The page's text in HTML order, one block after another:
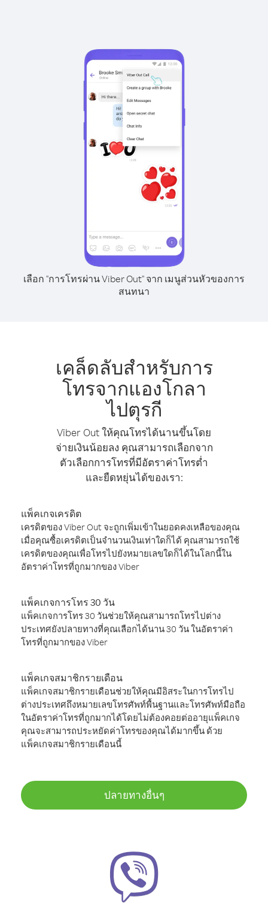
เลือก "การโทรผ่าน Viber Out" จาก เมนูส่วนหัวของการ
สนทนา
เคล็ดลับสำหรับการ
โทรจากแองโกลา
ไปตุรกี
Viber Out ให้คุณโทรได้นานขึ้นโดย
จ่ายเงินน้อยลง คุณสามารถเลือกจาก
ตัวเลือกการโทรที่มีอัตราค่าโทรต่ำ
และยืดหยุ่นได้ของเรา:
แพ็คเกจเครดิต
เครดิตของ Viber Out จะถูกเพิ่มเข้าในยอดคงเหลือของคุณ
เมื่อคุณซื้อเครดิตเป็นจำนวนเงินเท่าใดก็ได้ คุณสามารถใช้
เครดิตของคุณเพื่อโทรไปยังหมายเลขใดก็ได้ในโลกนี้ใน
อัตราค่าโทรที่ถูกมากของ Viber
แพ็คเกจการโทร 30 วัน
แพ็คเกจการโทร 30 วันช่วยให้คุณสามารถโทรไปต่าง
ประเทศยังปลายทางที่คุณเลือกได้นาน 30 วัน ในอัตราค่า
โทรที่ถูกมากของ Viber
แพ็คเกจสมาชิกรายเดือน
แพ็คเกจสมาชิกรายเดือนช่วยให้คุณมีอิสระในการโทรไป
ต่างประเทศถึงหมายเลขโทรศัพท์พื้นฐานและโทรศัพท์มือถือ
ในอัตราค่าโทรที่ถูกมากได้โดยไม่ต้องคอยต่ออายุแพ็คเกจ
คุณจะสามารถประหยัดค่าโทรของคุณได้มากขึ้น ด้วย
แพ็คเกจสมาชิกรายเดือนนี้
ปลายทางอื่นๆ